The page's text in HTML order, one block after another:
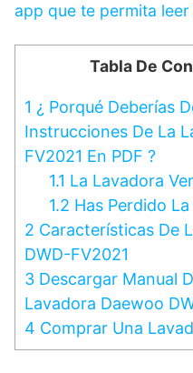
app que te permita leer
Tabla De
1 ¿ Porqué Deberías
Instrucciones De La
FV2021 En PDF ?
1.1 La Lavadora
1.2 Has Perdido
2 Características De
DWD-FV2021
3 Descargar Manual
Lavadora Daewoo
4 Comprar Una